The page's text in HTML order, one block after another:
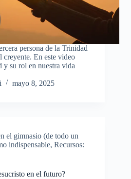
persona de la Trinidad
creyente. En este video
y su rol en nuestra vida
mayo 8, 2025
el gimnasio (de todo un
indispensable, Recursos:
en el futuro?